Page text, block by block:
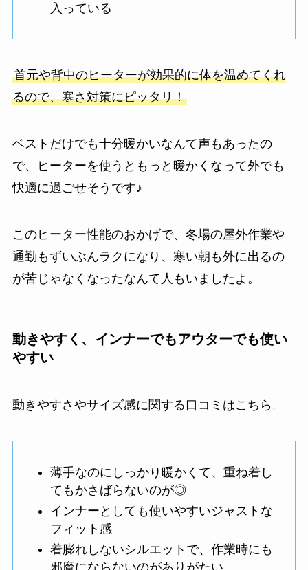
入っている
首元や背中のヒーターが効果的に体を温めてくれ
るので、寒さ対策にピッタリ！
ベストだけでも十分暖かいなんて声もあったの
で、ヒーターを使うともっと暖かくなって外でも
快適に過ごせそうです♪
このヒーター性能のおかげで、冬場の屋外作業や
通勤もずいぶんラクになり、寒い朝も外に出るの
が苦じゃなくなったなんて人もいましたよ。
動きやすく、インナーでもアウターでも使い
やすい
動きやすさやサイズ感に関する口コミはこちら。
薄手なのにしっかり暖かくて、重ね着し
てもかさばらないのが◎
インナーとしても使いやすいジャストな
フィット感
着膨れしないシルエットで、作業時にも